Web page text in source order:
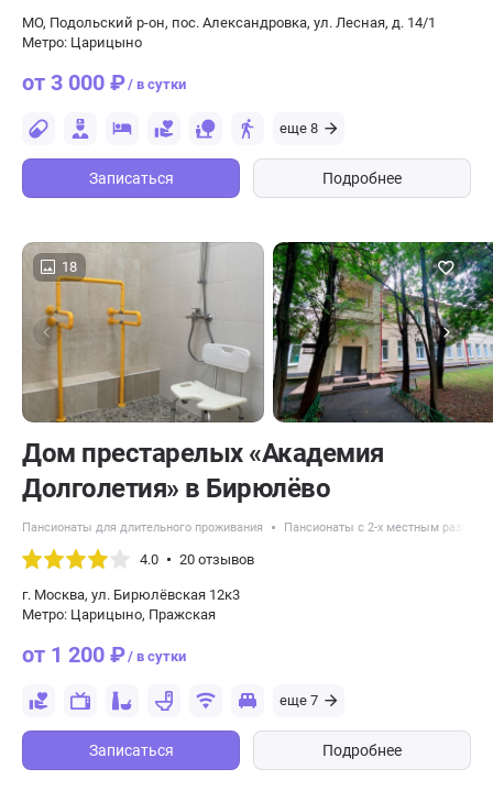
МО, Подольский р-он, пос. Александровка, ул. Лесная, д. 14/1
Метро: Царицыно
от 3 000 ₽/ в сутки
еще 8
Записаться Подробнее
18
Дом престарелых «Академия
Долголетия» в Бирюлёво
Пансионаты для длительного проживания Пансионаты с 2-х местным
4.0 20 отзывов
г. Москва, ул. Бирюлёвская 12к3
Метро: Царицыно, Пражская
от 1 200 ₽/ в сутки
еще 7
Записаться Подробнее